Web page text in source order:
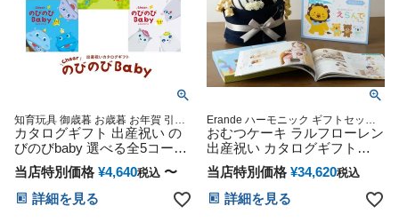
知育玩具 御歳暮 お歳暮 お年賀 引き
出物 出産内祝い 結婚祝い 香典返し
誕生日プレゼント 出産祝い専用カタ
ログギフト
カタログギフト 出産祝い の
びのびbaby 選べる全5コース
ギフト 贈り物 カタログ プレ
ゼント 出産 産後ママ 誕生日
ベビー 赤ちゃん 子供 キッズ
おもちゃ 用品 男の子 女の子
当店特別価格 ¥4,640税込 〜
詳細を見る
Erande ハーモニック ギフトセット
プレゼント ラッピング メッセージカ
ード POLO Baby shower 贈り物 誕生
日 出産記念 人気 オンライン オムツ
ケーキ カラフル インスタ
おむつケーキ ラルフローレン
出産祝い カタログギフト
Erande えらんで にこにこ ダ
ブルチョイス 今治タオル 男
の子 女の子 オーガニック ベ
ビーソックス イニシャル
当店特別価格 ¥34,620税込
詳細を見る